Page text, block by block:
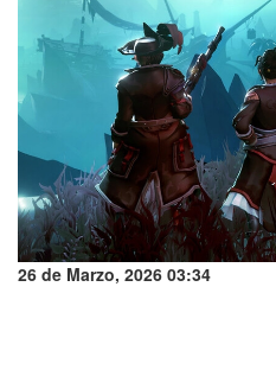
26 de Marzo, 2026 03:34